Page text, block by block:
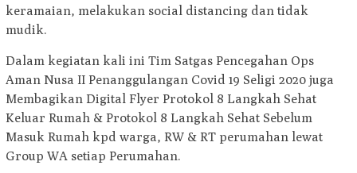
keramaian, melakukan social distancing dan tidak
mudik.
Dalam kegiatan kali ini Tim Satgas Pencegahan Ops
Aman Nusa II Penanggulangan Covid 19 Seligi 2020 juga
Membagikan Digital Flyer Protokol 8 Langkah Sehat
Keluar Rumah & Protokol 8 Langkah Sehat Sebelum
Masuk Rumah kpd warga, RW & RT perumahan lewat
Group WA setiap Perumahan.